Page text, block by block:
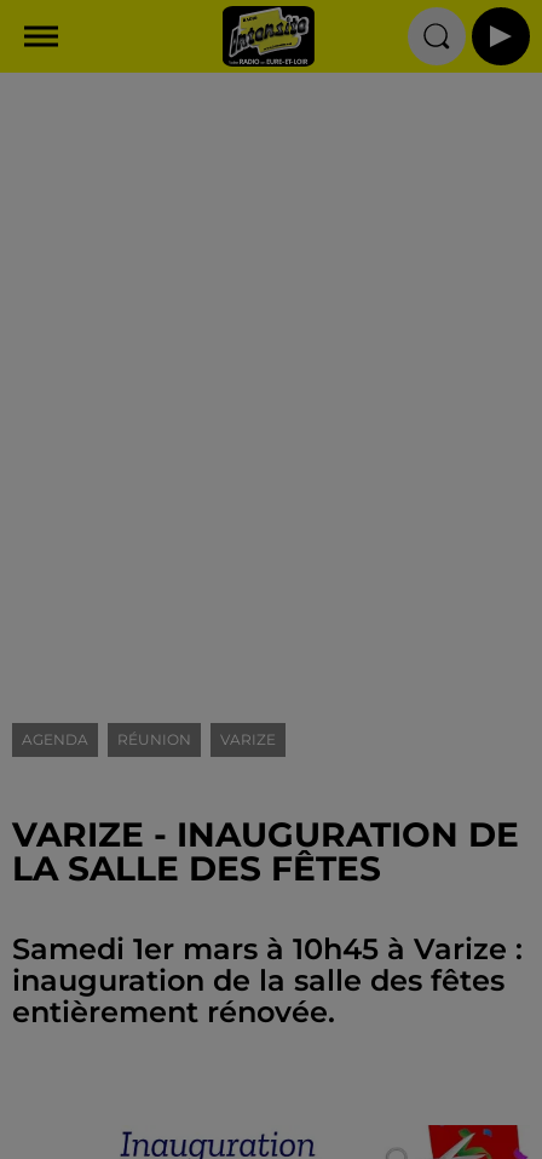
AGENDA RÉUNION VARIZE
VARIZE - INAUGURATION DE
LA SALLE DES FÊTES
Samedi 1er mars à 10h45 à Varize :
inauguration de la salle des fêtes
entièrement rénovée.